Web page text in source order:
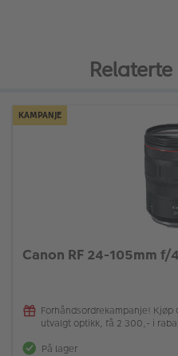
KAMPANJE
Canon RF 24-105mm f/
Forhåndsordrekampanje! Kjøp
utvalgt optikk, få 2 300,- i
På lager